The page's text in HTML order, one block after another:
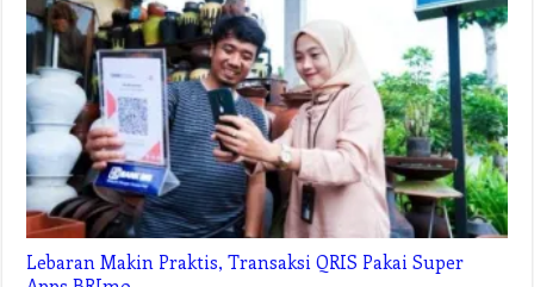
Lebaran Makin Praktis, Transaksi QRIS Pakai Super